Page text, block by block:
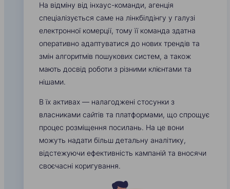
На відміну від інхаус-команди, агенція
спеціалізується саме на лінкбілдінгу у галузі
електронної комерції, тому її команда здатна
оперативно адаптуватися до нових трендів та
змін алгоритмів пошукових систем, а також
мають досвід роботи з різними клієнтами та
нішами.
В їх активах — налагоджені стосунки з
власниками сайтів та платформами, що спрощує
процес розміщення посилань. На це вони
можуть надати більш детальну аналітику,
відстежуючи ефективність кампаній та вносячи
своєчасні коригування.